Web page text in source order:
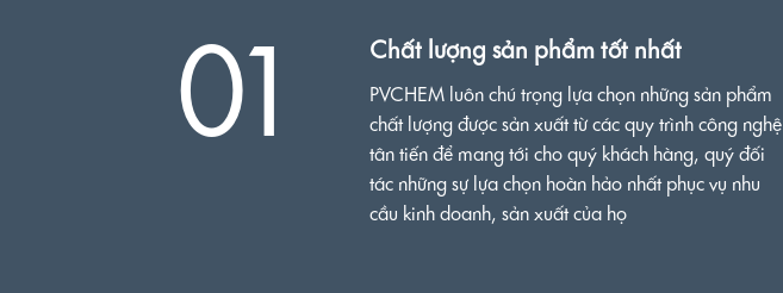
01 Chất lượng sản phẩm tốt nhất
PVCHEM luôn chú trọng lựa chọn những sản phẩm
chất lượng được sản xuất từ các quy trình công nghệ
tân tiến để mang tới cho quý khách hàng, quý đối
tác những sự lựa chọn hoàn hảo nhất phục vụ nhu
cầu kinh doanh, sản xuất của họ